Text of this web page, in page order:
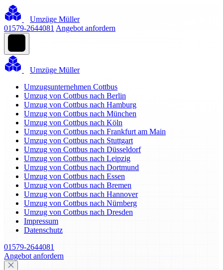
Umzüge Müller
01579-2644081 Angebot anfordern
Umzüge Müller
Umzugsunternehmen Cottbus
Umzug von Cottbus nach Berlin
Umzug von Cottbus nach Hamburg
Umzug von Cottbus nach München
Umzug von Cottbus nach Köln
Umzug von Cottbus nach Frankfurt am Main
Umzug von Cottbus nach Stuttgart
Umzug von Cottbus nach Düsseldorf
Umzug von Cottbus nach Leipzig
Umzug von Cottbus nach Dortmund
Umzug von Cottbus nach Essen
Umzug von Cottbus nach Bremen
Umzug von Cottbus nach Hannover
Umzug von Cottbus nach Nürnberg
Umzug von Cottbus nach Dresden
Impressum
Datenschutz
01579-2644081
Angebot anfordern